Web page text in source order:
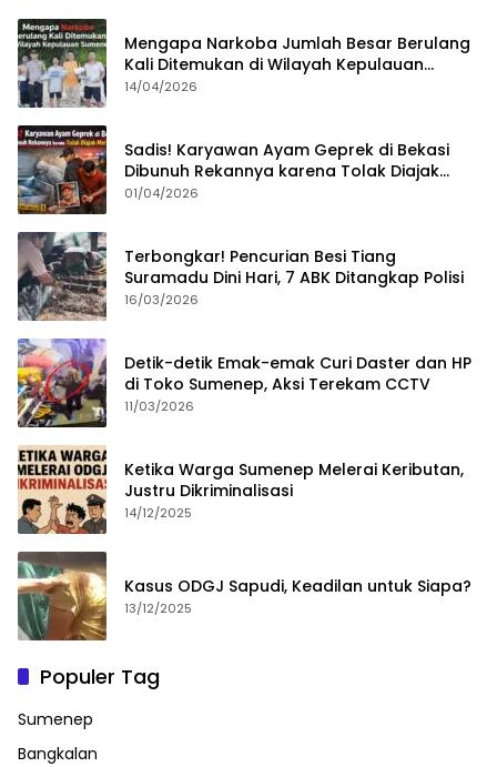
Mengapa Narkoba Jumlah Besar Berulang
Kali Ditemukan di Wilayah Kepulauan
Sumenep?
14/04/2026
Sadis! Karyawan Ayam Geprek di Bekasi
Dibunuh Rekannya karena Tolak Diajak
Merampok Majikan
01/04/2026
Terbongkar! Pencurian Besi Tiang
Suramadu Dini Hari, 7 ABK Ditangkap Polisi
16/03/2026
Detik-detik Emak-emak Curi Daster dan HP
di Toko Sumenep, Aksi Terekam CCTV
11/03/2026
Ketika Warga Sumenep Melerai Keributan,
Justru Dikriminalisasi
14/12/2025
Kasus ODGJ Sapudi, Keadilan untuk Siapa?
13/12/2025
Populer Tag
Sumenep
Bangkalan